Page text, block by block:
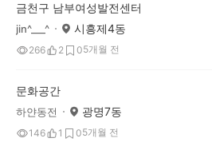
금천구 남부여성발전센터
jin^___^ 시흥제4동
266 2 05개월 전
문화공간
하얀동전 광명7동
146 1 05개월 전